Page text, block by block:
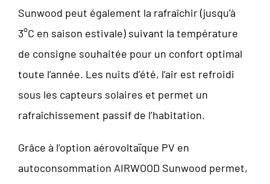
Sunwood peut également la rafraîchir (jusqu’à
3°C en saison estivale) suivant la température
de consigne souhaitée pour un confort optimal
toute l’année. Les nuits d’été, l’air est refroidi
sous les capteurs solaires et permet un
rafraîchissement passif de l’habitation.
Grâce à l’option aérovoltaïque PV en
autoconsommation AIRWOOD Sunwood permet,